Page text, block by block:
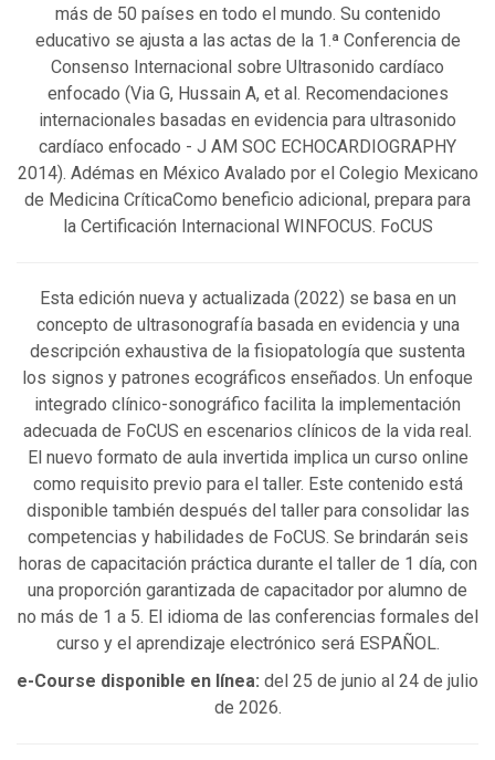
más de 50 países en todo el mundo. Su contenido
educativo se ajusta a las actas de la 1.ª Conferencia de
Consenso Internacional sobre Ultrasonido cardíaco
enfocado (Via G, Hussain A, et al. Recomendaciones
internacionales basadas en evidencia para ultrasonido
cardíaco enfocado - J AM SOC ECHOCARDIOGRAPHY
2014). Adémas en México Avalado por el Colegio Mexicano
de Medicina CríticaComo beneficio adicional, prepara para
la Certificación Internacional WINFOCUS. FoCUS
Esta edición nueva y actualizada (2022) se basa en un
concepto de ultrasonografía basada en evidencia y una
descripción exhaustiva de la fisiopatología que sustenta
los signos y patrones ecográficos enseñados. Un enfoque
integrado clínico-sonográfico facilita la implementación
adecuada de FoCUS en escenarios clínicos de la vida real.
El nuevo formato de aula invertida implica un curso online
como requisito previo para el taller. Este contenido está
disponible también después del taller para consolidar las
competencias y habilidades de FoCUS. Se brindarán seis
horas de capacitación práctica durante el taller de 1 día, con
una proporción garantizada de capacitador por alumno de
no más de 1 a 5. El idioma de las conferencias formales del
curso y el aprendizaje electrónico será ESPAÑOL.
e-Course disponible en línea: del 25 de junio al 24 de julio
de 2026.